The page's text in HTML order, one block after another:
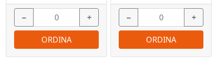
− +
ORDINA
− +
ORDINA